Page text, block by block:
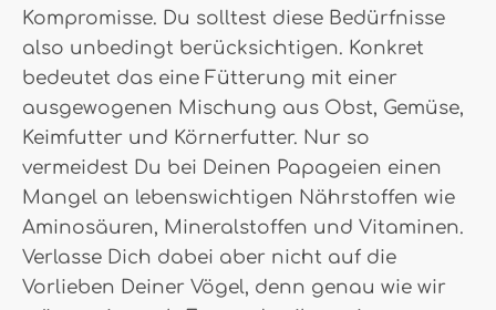
Kompromisse. Du solltest diese Bedürfnisse
also unbedingt berücksichtigen. Konkret
bedeutet das eine Fütterung mit einer
ausgewogenen Mischung aus Obst, Gemüse,
Keimfutter und Körnerfutter. Nur so
vermeidest Du bei Deinen Papageien einen
Mangel an lebenswichtigen Nährstoffen wie
Aminosäuren, Mineralstoffen und Vitaminen.
Verlasse Dich dabei aber nicht auf die
Vorlieben Deiner Vögel, denn genau wie wir